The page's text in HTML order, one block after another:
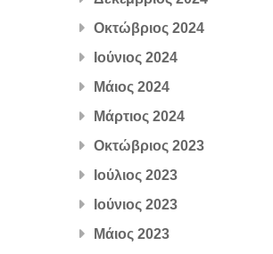
Οκτώβριος 2024
Ιούνιος 2024
Μάιος 2024
Μάρτιος 2024
Οκτώβριος 2023
Ιούλιος 2023
Ιούνιος 2023
Μάιος 2023